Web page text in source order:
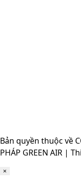
Bản quyền thuộc về
PHÁP GREEN AIR |
×